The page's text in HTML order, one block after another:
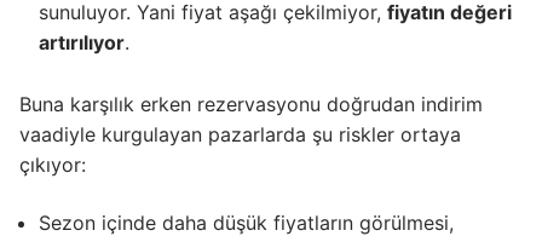
sunuluyor. Yani fiyat aşağı çekilmiyor, fiyatın değeri
artırılıyor.
Buna karşılık erken rezervasyonu doğrudan indirim
vaadiyle kurgulayan pazarlarda şu riskler ortaya
çıkıyor:
Sezon içinde daha düşük fiyatların görülmesi,